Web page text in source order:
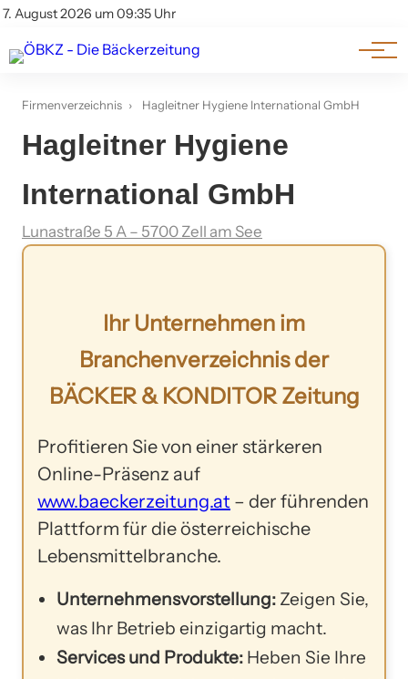
7. August 2026 um 09:35 Uhr
Impressum & Offenlegung
Am Wort
Genuss & Trends
Firmenverzeichnis › Hagleitner Hygiene International GmbH
Hagleitner Hygiene
International GmbH
Lunastraße 5 A – 5700 Zell am See
Ihr Unternehmen im
Branchenverzeichnis der
BÄCKER & KONDITOR Zeitung
Profitieren Sie von einer stärkeren
Online-Präsenz auf
www.baeckerzeitung.at – der führenden
Plattform für die österreichische
Lebensmittelbranche.
Unternehmensvorstellung: Zeigen Sie,
was Ihr Betrieb einzigartig macht.
Services und Produkte: Heben Sie Ihre